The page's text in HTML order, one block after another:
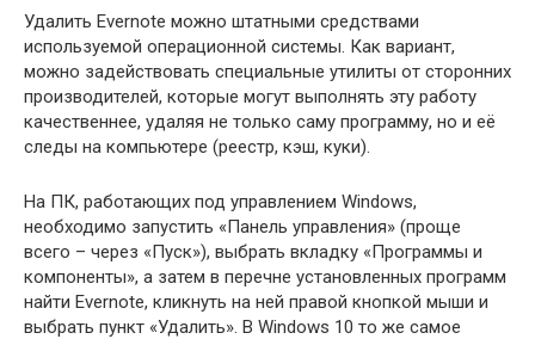
Удалить Evernote можно штатными средствами
используемой операционной системы. Как вариант,
можно задействовать специальные утилиты от сторонних
производителей, которые могут выполнять эту работу
качественнее, удаляя не только саму программу, но и её
следы на компьютере (реестр, кэш, куки).
На ПК, работающих под управлением Windows,
необходимо запустить «Панель управления» (проще
всего – через «Пуск»), выбрать вкладку «Программы и
компоненты», а затем в перечне установленных программ
найти Evernote, кликнуть на ней правой кнопкой мыши и
выбрать пункт «Удалить». В Windows 10 то же самое